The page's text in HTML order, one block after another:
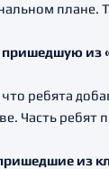
плане.
из
ребята
Часть
из